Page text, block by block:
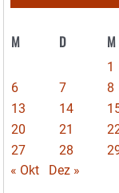
M D M
1
6
7 8
13
14
20
21
27
28
« Okt
Dez »